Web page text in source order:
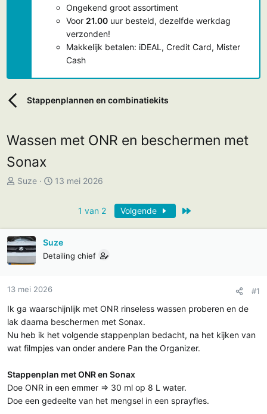
Ongekend groot assortiment
Voor 21.00 uur besteld, dezelfde werkdag
verzonden!
Makkelijk betalen: iDEAL, Credit Card, Mister
Cash
Stappenplannen en combinatiekits
Wassen met ONR en beschermen met
Sonax
T
s
t
e
r
Suze
S
d
a
13 mei 2026
1 van 2 Volgende
Suze
Detailing chief
13 mei 2026 #1
Ik ga waarschijnlijk met ONR rinseless wassen proberen en de
lak daarna beschermen met Sonax.
Nu heb ik het volgende stappenplan bedacht, na het kijken van
wat filmpjes van onder andere Pan the Organizer.
Stappenplan met ONR en Sonax
Doe ONR in een emmer => 30 ml op 8 L water.
Doe een gedeelte van het mengsel in een sprayfles.